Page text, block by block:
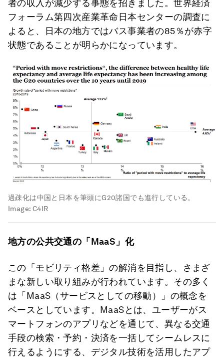
者の収入が減少する事態を招きました。世界経済
フォーラム第四次産業革命日本センターの調査に
よると、日本の地方ではバス事業者の85％が赤字
状態であることが明らかになっています。
過疎化は中国と日本を筆頭にG20諸国でも進行している。
Image: C4IR
地方の公共交通の「 MaaS 」 化
この「モビリティ格差」の解消を目指し、さまざ
まな新しい取り組みが行われています。その多く
は「MaaS（サービスとしての移動）」の概念を
ベースとしています。MaaSとは、ユーザーがス
マートフォンのアプリなどを通じて、異なる交通
手段の検索・予約・決済を一括してシームレスに
行えるようにする、デジタル技術を活用したアプ